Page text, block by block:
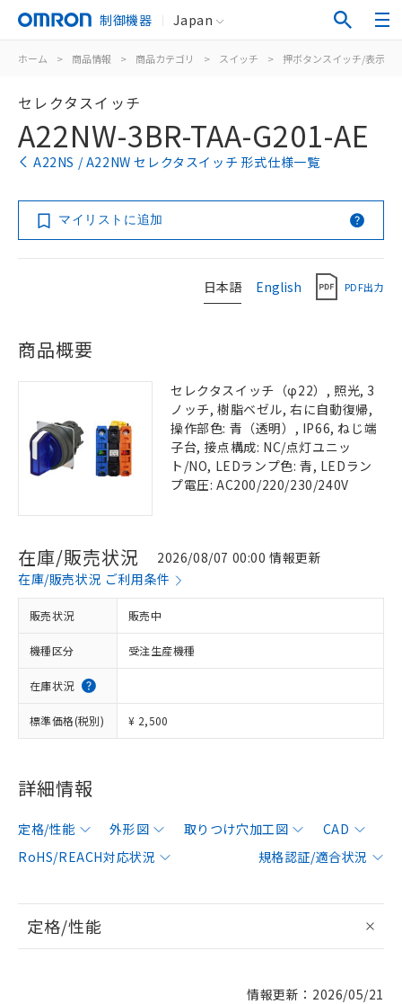
制御機器 Japan
ホーム > 商品情報 > 商品カテゴリ > スイッチ > 押ボタンスイッチ/表示灯
セレクタスイッチ
A22NW-3BR-TAA-G201-AE
A22NS / A22NW セレクタスイッチ 形式仕様一覧
マイリストに追加
日本語 English PDF出力
商品概要
セレクタスイッチ（φ22）, 照光, 3
ノッチ, 樹脂ベゼル, 右に自動復帰,
操作部色: 青（透明）, IP66, ねじ端
子台, 接点構成: NC/点灯ユニッ
ト/NO, LEDランプ色: 青, LEDラン
プ電圧: AC200/220/230/240V
在庫/販売状況
2026/08/07 00:00 情報更新
在庫/販売状況 ご利用条件
販売状況 販売中
機種区分 受注生産機種
在庫状況
標準価格(税別) ¥ 2,500
詳細情報
定格/性能 外形図 取りつけ穴加工図
CAD
RoHS/REACH対応状況
規格認証/適合状況
定格/性能
情報更新：2026/05/21